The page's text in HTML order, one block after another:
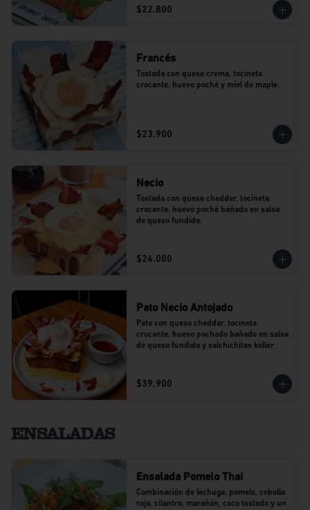
$22.800
Francés
Tostada con queso crema, tocineta
crocante, huevo poché y miel de maple.
$23.900
Necio
Tostada con queso cheddar, tocineta
crocante, huevo poché bañado en salsa
de queso fundido.
$24.000
Pato Necio Antojado
Pato con queso cheddar, tocineta
crocante, huevo pochado bañado en salsa
de queso fundido y salchichitas koller
$39.900
ENSALADAS
Ensalada Pomelo Thai
Combinación de lechuga, pomelo, cebolla
roja, cilantro, marañón, coco tostado y un